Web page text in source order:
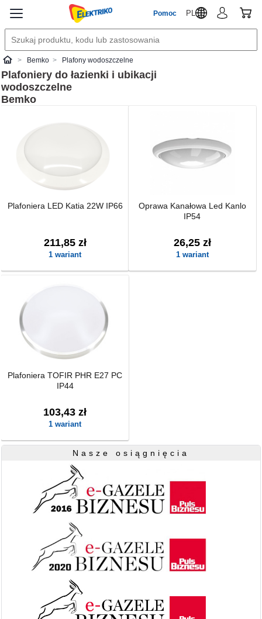
Pomoc PL
ElektrikoBemko Plafony wodoszczelne
Plafoniery do łazienki i ubikacji
wodoszczelne
Bemko
Plafoniera LED Katia 22W IP66
211,85 zł
1 wariant
Oprawa Kanałowa Led Kanlo
IP54
26,25 zł
1 wariant
Plafoniera TOFIR PHR E27 PC
IP44
103,43 zł
1 wariant
Nasze osiągnięcia